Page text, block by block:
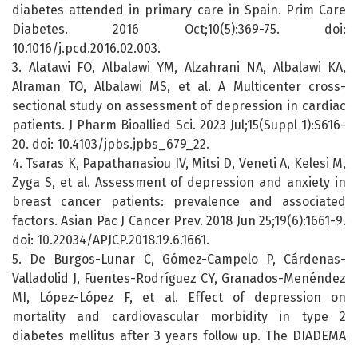
diabetes attended in primary care in Spain. Prim Care
Diabetes. 2016 Oct;10(5):369-75. doi:
10.1016/j.pcd.2016.02.003.
3. Alatawi FO, Albalawi YM, Alzahrani NA, Albalawi KA,
Alraman TO, Albalawi MS, et al. A Multicenter cross-
sectional study on assessment of depression in cardiac
patients. J Pharm Bioallied Sci. 2023 Jul;15(Suppl 1):S616-
20. doi: 10.4103/jpbs.jpbs_679_22.
4. Tsaras K, Papathanasiou IV, Mitsi D, Veneti A, Kelesi M,
Zyga S, et al. Assessment of depression and anxiety in
breast cancer patients: prevalence and associated
factors. Asian Pac J Cancer Prev. 2018 Jun 25;19(6):1661-9.
doi: 10.22034/APJCP.2018.19.6.1661.
5. De Burgos-Lunar C, Gómez-Campelo P, Cárdenas-
Valladolid J, Fuentes-Rodríguez CY, Granados-Menéndez
MI, López-López F, et al. Effect of depression on
mortality and cardiovascular morbidity in type 2
diabetes mellitus after 3 years follow up. The DIADEMA